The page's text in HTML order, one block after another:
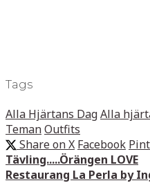
Tags
Alla Hjärtans DagAlla
TemanOutfits
Share on X Facebook
Tävling.....Örängen LOVE
Restaurang La Perla by